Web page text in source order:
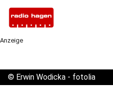
Anzeige
© Erwin Wodicka - fotolia